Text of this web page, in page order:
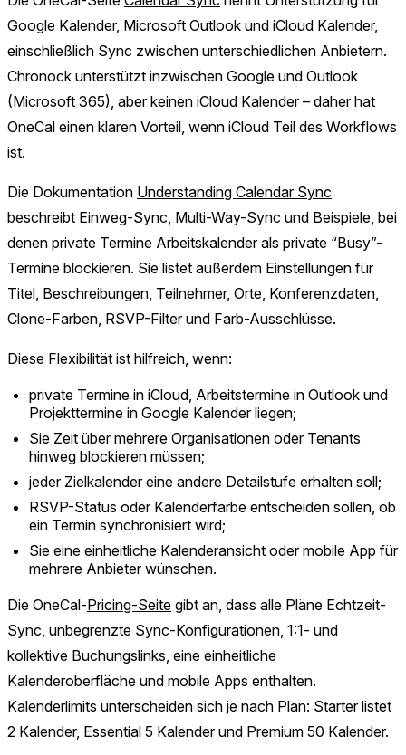
Google Kalender, Microsoft Outlook und iCloud Kalender,
einschließlich Sync zwischen unterschiedlichen Anbietern.
Chronock unterstützt inzwischen Google und Outlook
(Microsoft 365), aber keinen iCloud Kalender – daher hat
OneCal einen klaren Vorteil, wenn iCloud Teil des Workflows
ist.
Die Dokumentation Understanding Calendar Sync
beschreibt Einweg-Sync, Multi-Way-Sync und Beispiele, bei
denen private Termine Arbeitskalender als private “Busy”-
Termine blockieren. Sie listet außerdem Einstellungen für
Titel, Beschreibungen, Teilnehmer, Orte, Konferenzdaten,
Clone-Farben, RSVP-Filter und Farb-Ausschlüsse.
Diese Flexibilität ist hilfreich, wenn:
private Termine in iCloud, Arbeitstermine in Outlook und
Projekttermine in Google Kalender liegen;
Sie Zeit über mehrere Organisationen oder Tenants
hinweg blockieren müssen;
jeder Zielkalender eine andere Detailstufe erhalten soll;
RSVP-Status oder Kalenderfarbe entscheiden sollen, ob
ein Termin synchronisiert wird;
Sie eine einheitliche Kalenderansicht oder mobile App für
mehrere Anbieter wünschen.
Die OneCal-Pricing-Seite gibt an, dass alle Pläne Echtzeit-
Sync, unbegrenzte Sync-Konfigurationen, 1:1- und
kollektive Buchungslinks, eine einheitliche
Kalenderoberfläche und mobile Apps enthalten.
Kalenderlimits unterscheiden sich je nach Plan: Starter listet
2 Kalender, Essential 5 Kalender und Premium 50 Kalender.